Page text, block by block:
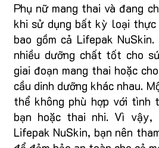
Phụ nữ mang thai và đang
khi sử dụng bất kỳ loại thực
bao gồm cả Lifepak
nhiều dưỡng chất tốt cho
giai đoạn mang thai hoặc
cầu dinh dưỡng khác nhau.
thể không phù hợp với tình
bạn hoặc thai nhi. Vì vậy,
Lifepak NuSkin, bạn nên